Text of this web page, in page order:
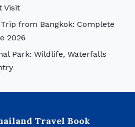
Visit
from Bangkok: Complete
2026
Park: Wildlife, Waterfalls
Travel Book